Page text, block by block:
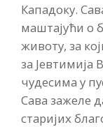
Кападоку.
маштајући о
животу, за
за Јевтимија
чудесима у
Сава зажеле
старијих